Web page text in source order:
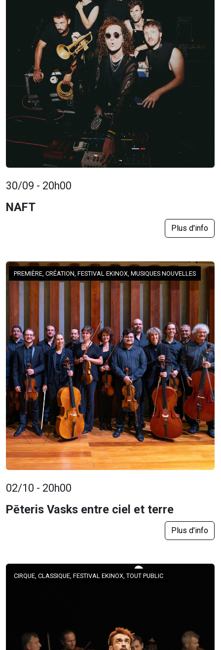
30/09 - 20h00
NAFT
Plus d'info
PREMIÈRE, CRÉATION, FESTIVAL EKINOX, MUSIQUES NOUVELLES
02/10 - 20h00
Pēteris Vasks entre ciel et terre
Plus d'info
CIRQUE, CLASSIQUE, FESTIVAL EKINOX, TOUT PUBLIC